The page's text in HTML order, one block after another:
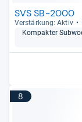
SVS SB-2000
Ver­stär­kung: Aktiv
Kom­pak­ter
8